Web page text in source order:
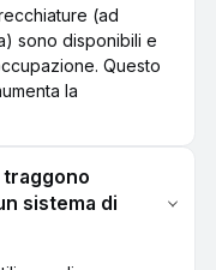
(ad
sono disponibili e
Questo
la
traggono
sistema di